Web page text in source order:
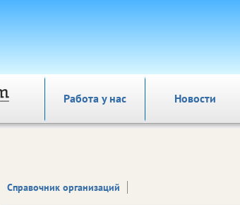
Работа у нас Новости
Справочник организаций